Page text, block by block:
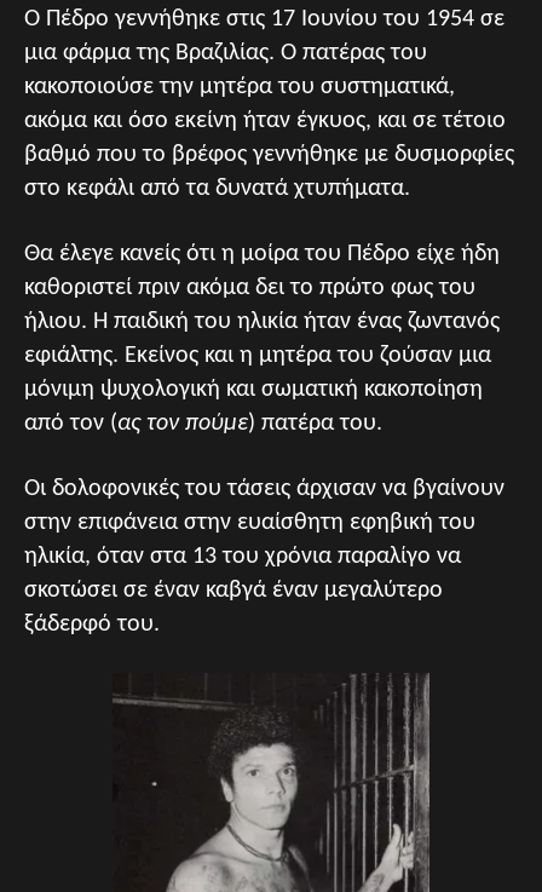
Ο Πέδρο γεννήθηκε στις 17 Ιουνίου του 1954 σε
μια φάρμα της Βραζιλίας. Ο πατέρας του
κακοποιούσε την μητέρα του συστηματικά,
ακόμα και όσο εκείνη ήταν έγκυος, και σε τέτοιο
βαθμό που το βρέφος γεννήθηκε με δυσμορφίες
στο κεφάλι από τα δυνατά χτυπήματα.
Θα έλεγε κανείς ότι η μοίρα του Πέδρο είχε ήδη
καθοριστεί πριν ακόμα δει το πρώτο φως του
ήλιου. Η παιδική του ηλικία ήταν ένας ζωντανός
εφιάλτης. Εκείνος και η μητέρα του ζούσαν μια
μόνιμη ψυχολογική και σωματική κακοποίηση
από τον (ας τον πούμε) πατέρα του.
Οι δολοφονικές του τάσεις άρχισαν να βγαίνουν
στην επιφάνεια στην ευαίσθητη εφηβική του
ηλικία, όταν στα 13 του χρόνια παραλίγο να
σκοτώσει σε έναν καβγά έναν μεγαλύτερο
ξάδερφό του.